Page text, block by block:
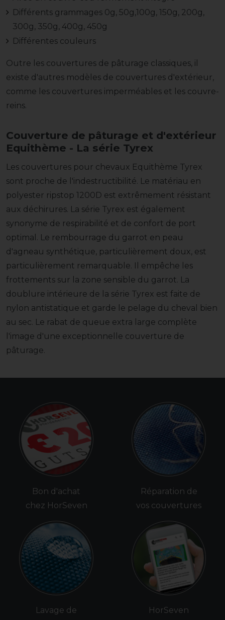
Différents grammages 0g, 50g,100g, 150g, 200g,
300g, 350g, 400g, 450g
Différentes couleurs
Outre les couvertures de pâturage classiques, il
existe d'autres modèles de couvertures d'extérieur,
comme les couvertures imperméables et les couvre-
reins.
Couverture de pâturage et d'extérieur
Equithème - La série Tyrex
Les couvertures pour chevaux Equithème Tyrex
sont proche de l'indestructibilité. Le matériau en
polyester ripstop 1200D est extrêmement résistant
aux déchirures. La série Tyrex est également
synonyme de respirabilité et de confort de port
optimal. Le rembourrage du garrot en peau
d'agneau synthétique, particulièrement doux, est
particulièrement remarquable. Il empêche les
frottements sur la zone sensible du garrot. La
doublure intérieure de la série Tyrex est faite de
nylon antistatique et garde le pelage du cheval bien
au sec. Le rabat de queue extra large complète
l'image d'une exceptionnelle couverture de
pâturage.
Bon d'achat
chez HorSeven
Lavage de
Réparation de
vos couvertures
HorSeven